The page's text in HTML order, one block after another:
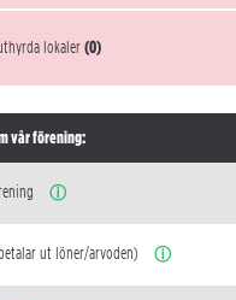
lokaler(0)
vår förening:
ⓘ
ut löner/arvoden) ⓘ